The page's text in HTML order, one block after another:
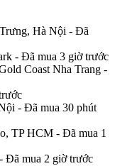
Hà Nội - Đã
- Đã mua 3 giờ trước
Coast Nha Trang -
- Đã mua 30 phút
TP HCM - Đã mua 1
Đã mua 2 giờ trước